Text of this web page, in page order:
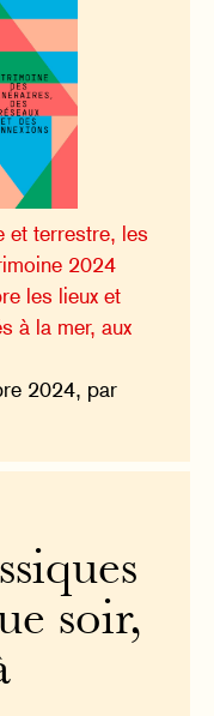
et terrestre, les
2024
les lieux et
à la mer, aux
2024, par
soir,